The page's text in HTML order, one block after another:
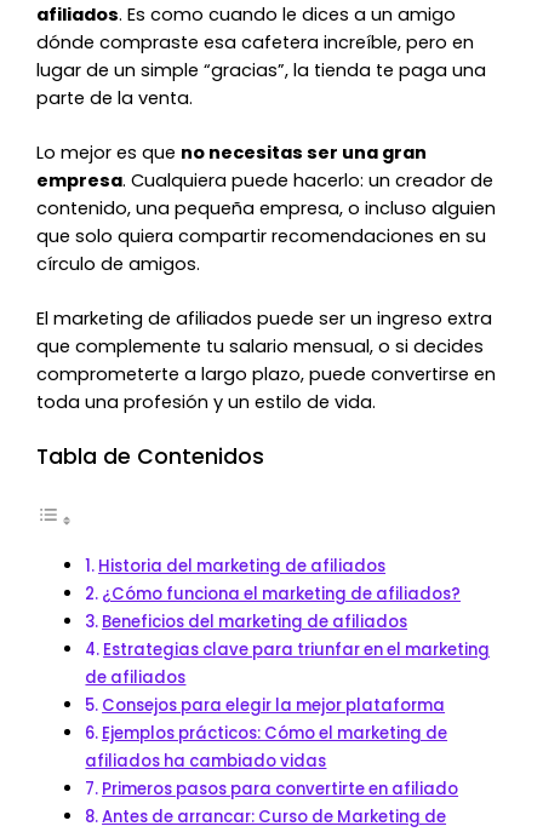
afiliados. Es como cuando le dices a un amigo
dónde compraste esa cafetera increíble, pero en
lugar de un simple “gracias”, la tienda te paga una
parte de la venta.
Lo mejor es que no necesitas ser una gran
empresa. Cualquiera puede hacerlo: un creador de
contenido, una pequeña empresa, o incluso alguien
que solo quiera compartir recomendaciones en su
círculo de amigos.
El marketing de afiliados puede ser un ingreso extra
que complemente tu salario mensual, o si decides
comprometerte a largo plazo, puede convertirse en
toda una profesión y un estilo de vida.
Tabla de Contenidos
Historia del marketing de afiliados
¿Cómo funciona el marketing de afiliados?
Beneficios del marketing de afiliados
Estrategias clave para triunfar en el marketing
de afiliados
Consejos para elegir la mejor plataforma
Ejemplos prácticos: Cómo el marketing de
afiliados ha cambiado vidas
Primeros pasos para convertirte en afiliado
Antes de arrancar: Curso de Marketing de